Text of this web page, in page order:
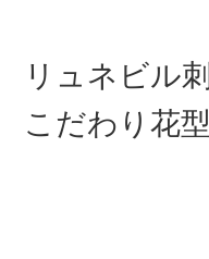
リュネビル
こだわり花